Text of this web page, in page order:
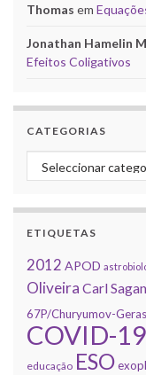
Thomas em
Jonathan Hamelin
Efeitos Coligativos
CATEGORIAS
Categorias
ETIQUETAS
2012 APOD
Oliveira Carl Sagan
67P/Churyumov-
COVID-19
educação ESO